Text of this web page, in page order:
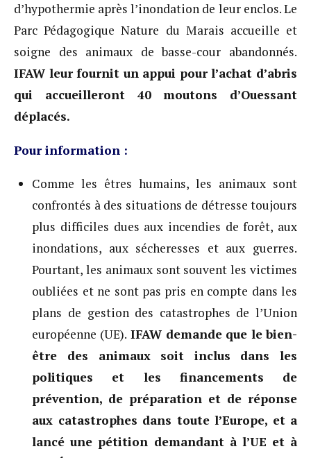
d’hypothermie après l’inondation de leur enclos. Le
Parc Pédagogique Nature du Marais accueille et
soigne des animaux de basse-cour abandonnés.
IFAW leur fournit un appui pour l’achat d’abris
qui accueilleront 40 moutons d’Ouessant
déplacés.
Pour information :
Comme les êtres humains, les animaux sont
confrontés à des situations de détresse toujours
plus difficiles dues aux incendies de forêt, aux
inondations, aux sécheresses et aux guerres.
Pourtant, les animaux sont souvent les victimes
oubliées et ne sont pas pris en compte dans les
plans de gestion des catastrophes de l’Union
européenne (UE). IFAW demande que le bien-
être des animaux soit inclus dans les
politiques et les financements de
prévention, de préparation et de réponse
aux catastrophes dans toute l’Europe, et a
lancé une pétition demandant à l’UE et à